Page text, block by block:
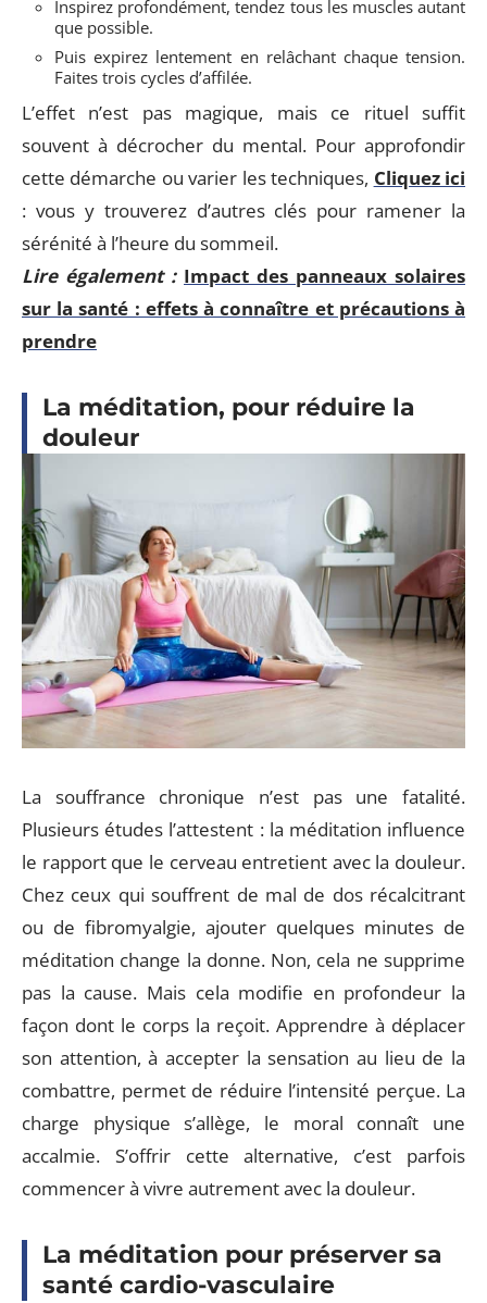
Inspirez profondément, tendez tous les muscles autant
que possible.
Puis expirez lentement en relâchant chaque tension.
Faites trois cycles d’affilée.
L’effet n’est pas magique, mais ce rituel suffit
souvent à décrocher du mental. Pour approfondir
cette démarche ou varier les techniques, Cliquez ici
: vous y trouverez d’autres clés pour ramener la
sérénité à l’heure du sommeil.
Lire également : Impact des panneaux solaires
sur la santé : effets à connaître et précautions à
prendre
La méditation, pour réduire la
douleur
La souffrance chronique n’est pas une fatalité.
Plusieurs études l’attestent : la méditation influence
le rapport que le cerveau entretient avec la douleur.
Chez ceux qui souffrent de mal de dos récalcitrant
ou de fibromyalgie, ajouter quelques minutes de
méditation change la donne. Non, cela ne supprime
pas la cause. Mais cela modifie en profondeur la
façon dont le corps la reçoit. Apprendre à déplacer
son attention, à accepter la sensation au lieu de la
combattre, permet de réduire l’intensité perçue. La
charge physique s’allège, le moral connaît une
accalmie. S’offrir cette alternative, c’est parfois
commencer à vivre autrement avec la douleur.
La méditation pour préserver sa
santé cardio-vasculaire